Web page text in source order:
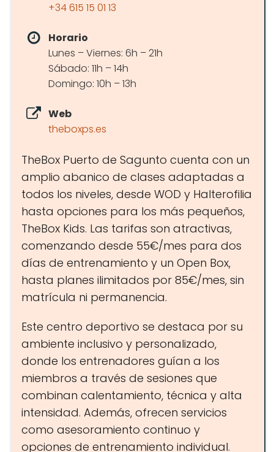
+34 615 15 01 13
Horario
Lunes – Viernes: 6h – 21h
Sábado: 11h – 14h
Domingo: 10h – 13h
Web
theboxps.es
TheBox Puerto de Sagunto cuenta con un
amplio abanico de clases adaptadas a
todos los niveles, desde WOD y Halterofilia
hasta opciones para los más pequeños,
TheBox Kids. Las tarifas son atractivas,
comenzando desde 55€/mes para dos
días de entrenamiento y un Open Box,
hasta planes ilimitados por 85€/mes, sin
matrícula ni permanencia.
Este centro deportivo se destaca por su
ambiente inclusivo y personalizado,
donde los entrenadores guían a los
miembros a través de sesiones que
combinan calentamiento, técnica y alta
intensidad. Además, ofrecen servicios
como asesoramiento continuo y
opciones de entrenamiento individual.